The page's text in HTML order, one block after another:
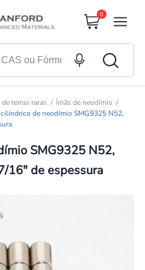
0
de terras raras
Ímãs de neodímio
cilíndrico de neodímio SMG9325 N52,
SMG9325 N52,
16" de espessura